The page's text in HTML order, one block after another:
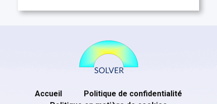
Accueil
Politique de confidentialité